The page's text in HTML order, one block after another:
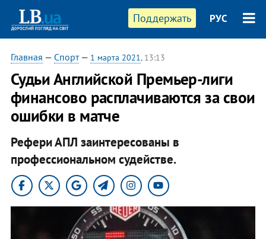
Поддержать РУС
Главная — Спорт— 1 марта 2021, 13:13
Судьи Английской Премьер-лиги
финансово расплачиваются за свои
ошибки в матче
Рефери АПЛ заинтересованы в
профессиональном судействе.